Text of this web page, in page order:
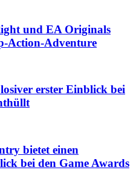
und EA Originals
Action-Adventure
erster Einblick bei
bietet einen
bei den Game Awards